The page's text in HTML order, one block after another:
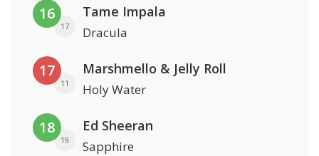
16
17
Tame Impala
Dracula
17
11
Marshmello & Jelly Roll
Holy Water
18
19
Ed Sheeran
Sapphire